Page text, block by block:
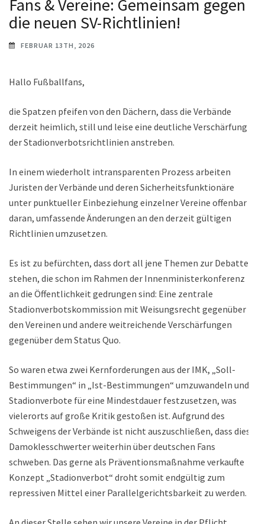
Fans & Vereine: Gemeinsam gegen
die neuen SV-Richtlinien!
FEBRUAR 13TH, 2026
Hallo Fußballfans,
die Spatzen pfeifen von den Dächern, dass die Verbände
derzeit heimlich, still und leise eine deutliche Verschärfung
der Stadionverbotsrichtlinien anstreben.
In einem wiederholt intransparenten Prozess arbeiten
Juristen der Verbände und deren Sicherheitsfunktionäre
unter punktueller Einbeziehung einzelner Vereine offenbar
daran, umfassende Änderungen an den derzeit gültigen
Richtlinien umzusetzen.
Es ist zu befürchten, dass dort all jene Themen zur Debatte
stehen, die schon im Rahmen der Innenministerkonferenz
an die Öffentlichkeit gedrungen sind: Eine zentrale
Stadionverbotskommission mit Weisungsrecht gegenüber
den Vereinen und andere weitreichende Verschärfungen
gegenüber dem Status Quo.
So waren etwa zwei Kernforderungen aus der IMK, „Soll-
Bestimmungen“ in „Ist-Bestimmungen“ umzuwandeln und
Stadionverbote für eine Mindestdauer festzusetzen, was
vielerorts auf große Kritik gestoßen ist. Aufgrund des
Schweigens der Verbände ist nicht auszuschließen, dass diese
Damoklesschwerter weiterhin über deutschen Fans
schweben. Das gerne als Präventionsmaßnahme verkaufte
Konzept „Stadionverbot“ droht somit endgültig zum
repressiven Mittel einer Parallelgerichtsbarkeit zu werden.